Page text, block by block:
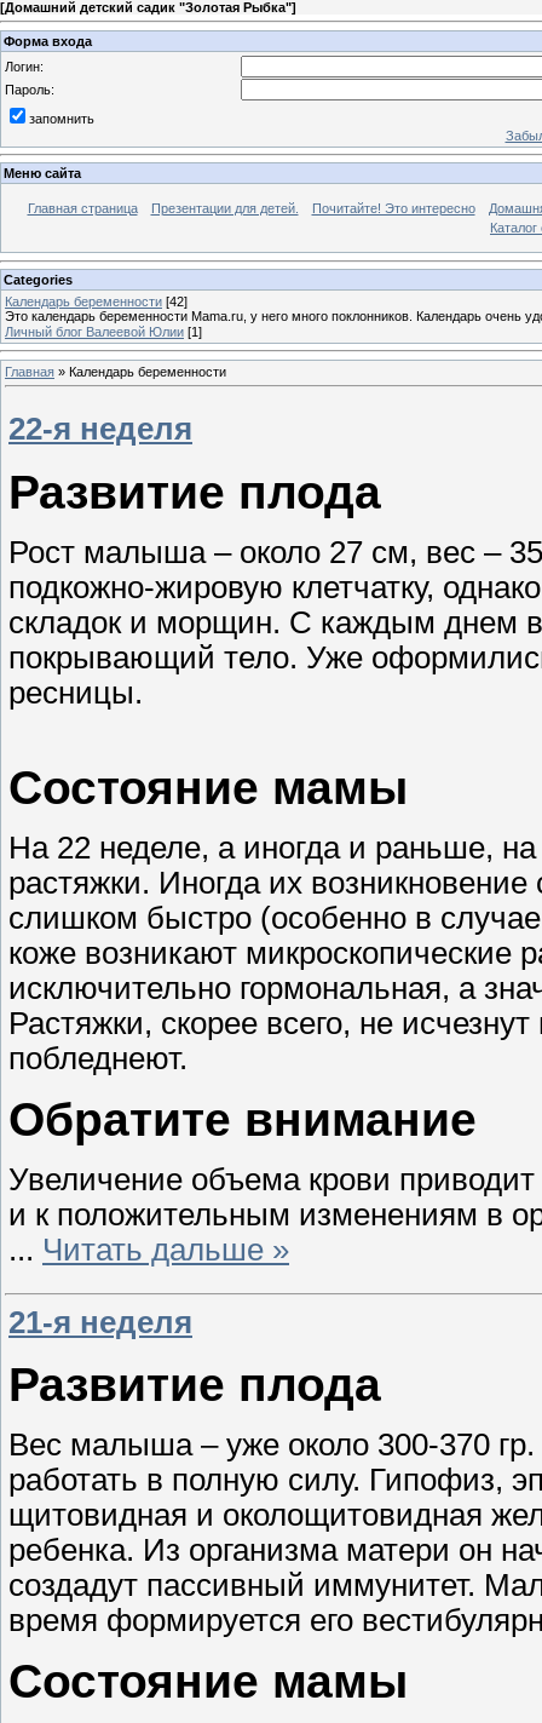
[Домашний детский садик "Золотая Рыбка"]
Форма входа
Логин:
Пароль:
запомнить
Меню сайта
Главная страница Презентации для детей. Почитайте! Это интересно
Categories
Календарь беременности [42]
Это календарь беременности Mama.ru, у него много поклонников. Календарь очень
Личный блог Валеевой Юлии [1]
Главная » Календарь беременности
22-я неделя
Развитие плода
Рост малыша – около 27 см, вес –
подкожно-жировую клетчатку,
складок и морщин. С каждым днем
покрывающий тело. Уже
ресницы.
Состояние мамы
На 22 неделе, а иногда и раньше,
растяжки. Иногда их возникновение
слишком быстро (особенно в
коже возникают
исключительно гормональная, а
Растяжки, скорее всего, не
побледнеют.
Обратите внимание
Увеличение объема крови
и к положительным изменениям в
... Читать дальше »
21-я неделя
Развитие плода
Вес малыша – уже около 300-370 гр.
работать в полную силу. Гипофиз,
щитовидная и околощитовидная
ребенка. Из организма матери он
создадут пассивный иммунитет.
время формируется его
Состояние мамы